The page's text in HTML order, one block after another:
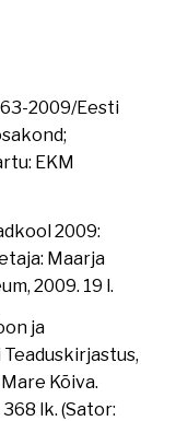
2009/Eesti
EKM
2009:
Maarja
2009. 19 l.
ja
Kõiva.
lk. (Sator: